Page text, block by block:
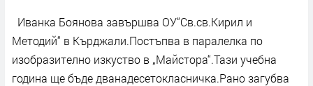
Иванка Боянова завършва ОУ“Св.св.Кирил и
Методий“ в Кърджали.Постъпва в паралелка по
изобразително изкуство в „Майстора“.Тази учебна
година ще бъде дванадесетокласничка.Рано загубва